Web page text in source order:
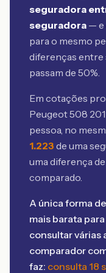
seguradora
seguradora — e
para o mesmo
diferenças
passam de 50%.
Em cotações
Peugeot 508
pessoa, no
1.223 de uma
uma diferença de
comparado.
A única forma
mais barata
consultar várias
comparador
faz: consulta 18